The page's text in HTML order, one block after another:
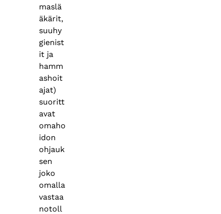
maslä
äkärit,
suuhy
gienist
it ja
hamm
ashoit
ajat)
suoritt
avat
omaho
idon
ohjauk
sen
joko
omalla
vastaa
notoll